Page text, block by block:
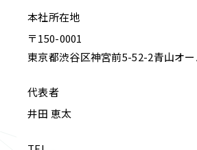
本社所在地
〒150-0001
東京都渋谷区神宮前5-52-2青山オ
代表者
井田 恵太